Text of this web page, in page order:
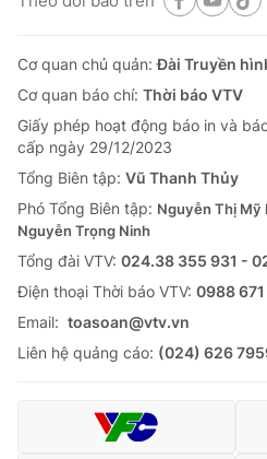
Cơ quan chủ quản:Đài Truyền
Cơ quan báo chí: Thời báo VTV
Giấy phép hoạt động báo in và
cấp ngày 29/12/2023
Tổng Biên tập: Vũ Thanh Thủy
Phó Tổng Biên tập: Nguyễn Thị Mỹ
Nguyễn Trọng Ninh
Tổng đài VTV: 024.38 355 931 -
Ðiện thoại Thời báo VTV: 0988 671
Email: toasoan@vtv.vn
Liên hệ quảng cáo: (024) 626